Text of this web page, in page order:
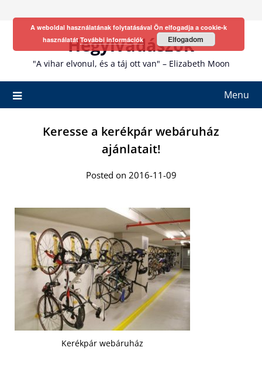
Hegyivadászok
"A vihar elvonul, és a táj ott van" – Elizabeth Moon
Menu
Keresse a kerékpár webáruház
ajánlatait!
Posted on 2016-11-09
Kerékpár webáruház
A weboldal használatának folytatásával Ön elfogadja a cookie-k
használatátTovábbi információk Elfogadom